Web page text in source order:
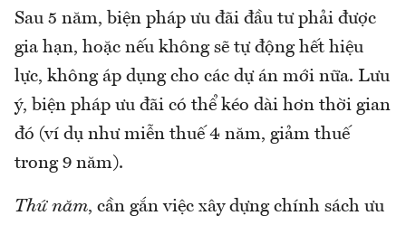
Sau 5 năm, biện pháp ưu đãi đầu tư phải được
gia hạn, hoặc nếu không sẽ tự động hết hiệu
lực, không áp dụng cho các dự án mới nữa. Lưu
ý, biện pháp ưu đãi có thể kéo dài hơn thời gian
đó (ví dụ như miễn thuế 4 năm, giảm thuế
trong 9 năm).
Thứ năm, cần gắn việc xây dựng chính sách ưu